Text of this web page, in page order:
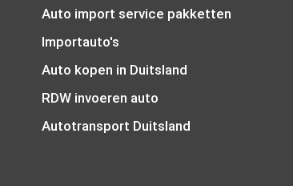
Auto import service pakketten
Importauto's
Auto kopen in Duitsland
RDW invoeren auto
Autotransport Duitsland